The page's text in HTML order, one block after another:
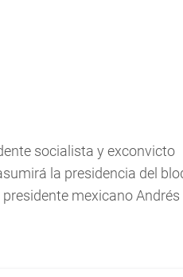
socialista y exconvicto
la presidencia del
mexicano Andrés